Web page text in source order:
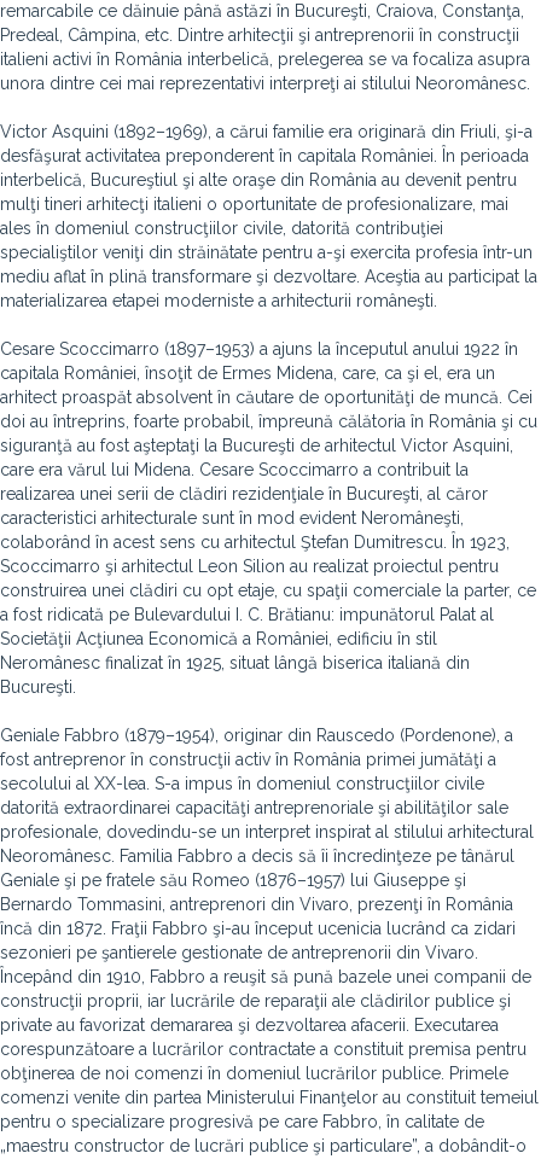
remarcabile ce dăinuie până astăzi în Bucureşti, Craiova, Constanţa,
Predeal, Câmpina, etc. Dintre arhitecţii şi antreprenorii în construcţii
italieni activi în România interbelică, prelegerea se va focaliza asupra
unora dintre cei mai reprezentativi interpreţi ai stilului Neoromânesc.
Victor Asquini (1892–1969), a cărui familie era originară din Friuli, şi-a
desfăşurat activitatea preponderent în capitala României. În perioada
interbelică, Bucureştiul şi alte oraşe din România au devenit pentru
mulţi tineri arhitecţi italieni o oportunitate de profesionalizare, mai
ales în domeniul construcţiilor civile, datorită contribuţiei
specialiştilor veniţi din străinătate pentru a-şi exercita profesia într-un
mediu aflat în plină transformare şi dezvoltare. Aceştia au participat la
materializarea etapei moderniste a arhitecturii româneşti.
Cesare Scoccimarro (1897–1953) a ajuns la începutul anului 1922 în
capitala României, însoţit de Ermes Midena, care, ca şi el, era un
arhitect proaspăt absolvent în căutare de oportunităţi de muncă. Cei
doi au întreprins, foarte probabil, împreună călătoria în România şi cu
siguranţă au fost aşteptaţi la Bucureşti de arhitectul Victor Asquini,
care era vărul lui Midena. Cesare Scoccimarro a contribuit la
realizarea unei serii de clădiri rezidenţiale în Bucureşti, al căror
caracteristici arhitecturale sunt în mod evident Neromâneşti,
colaborând în acest sens cu arhitectul Ştefan Dumitrescu. În 1923,
Scoccimarro şi arhitectul Leon Silion au realizat proiectul pentru
construirea unei clădiri cu opt etaje, cu spaţii comerciale la parter, ce
a fost ridicată pe Bulevardului I. C. Brătianu: impunătorul Palat al
Societăţii Acţiunea Economică a României, edificiu în stil
Neromânesc finalizat în 1925, situat lângă biserica italiană din
Bucureşti.
Geniale Fabbro (1879–1954), originar din Rauscedo (Pordenone), a
fost antreprenor în construcţii activ în România primei jumătăţi a
secolului al XX-lea. S-a impus în domeniul construcţiilor civile
datorită extraordinarei capacităţi antreprenoriale şi abilităţilor sale
profesionale, dovedindu-se un interpret inspirat al stilului arhitectural
Neoromânesc. Familia Fabbro a decis să îi încredinţeze pe tânărul
Geniale şi pe fratele său Romeo (1876–1957) lui Giuseppe şi
Bernardo Tommasini, antreprenori din Vivaro, prezenţi în România
încă din 1872. Fraţii Fabbro şi-au început ucenicia lucrând ca zidari
sezonieri pe şantierele gestionate de antreprenorii din Vivaro.
Începând din 1910, Fabbro a reuşit să pună bazele unei companii de
construcţii proprii, iar lucrările de reparaţii ale clădirilor publice şi
private au favorizat demararea şi dezvoltarea afacerii. Executarea
corespunzătoare a lucrărilor contractate a constituit premisa pentru
obţinerea de noi comenzi în domeniul lucrărilor publice. Primele
comenzi venite din partea Ministerului Finanţelor au constituit temeiul
pentru o specializare progresivă pe care Fabbro, în calitate de
„maestru constructor de lucrări publice şi particulare”, a dobândit-o